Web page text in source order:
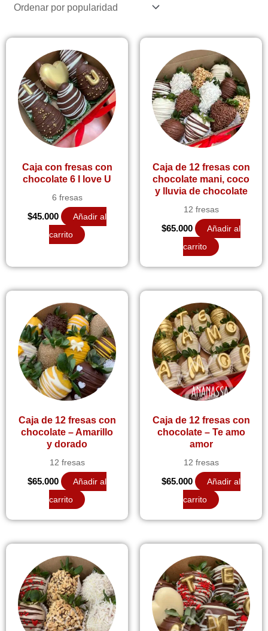
popularidad
Caja con fresas con
chocolate 6 I love U
6 fresas
$45.000
Añadir al
carrito
Caja de 12 fresas con
chocolate mani, coco
y lluvia de chocolate
12 fresas
$65.000
Añadir al
carrito
Caja de 12 fresas con
chocolate – Amarillo
y dorado
12 fresas
$65.000
Añadir al
carrito
Caja de 12 fresas con
chocolate – Te amo
amor
12 fresas
$65.000
Añadir al
carrito